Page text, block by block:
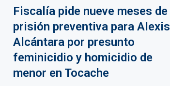
Fiscalía pide nueve meses de
prisión preventiva para Alexis
Alcántara por presunto
feminicidio y homicidio de
menor en Tocache